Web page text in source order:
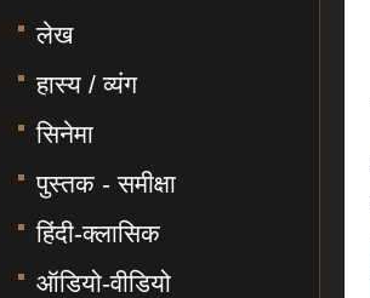
लेख
हास्य / व्यंग
सिनेमा
पुस्तक - समीक्षा
हिंदी-क्लासिक
ऑडियो-वीडियो